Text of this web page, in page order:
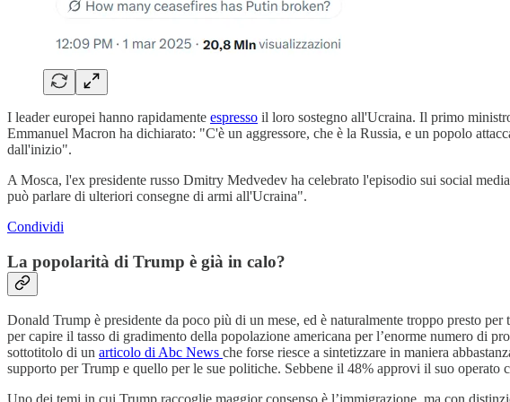
I leader europei hanno rapidamente espresso il loro sostegno all'Ucraina. Il primo
Emmanuel Macron ha dichiarato: "C'è un aggressore, che è la Russia, e un popolo
dall'inizio".
A Mosca, l'ex presidente russo Dmitry Medvedev ha celebrato l'episodio sui social
può parlare di ulteriori consegne di armi all'Ucraina".
Condividi
La popolarità di Trump è già in calo?
Donald Trump è presidente da poco più di un mese, ed è naturalmente troppo presto
per capire il tasso di gradimento della popolazione americana per l’enorme numero di
sottotitolo di un articolo di Abc News che forse riesce a sintetizzare in maniera
supporto per Trump e quello per le sue politiche. Sebbene il 48% approvi il suo